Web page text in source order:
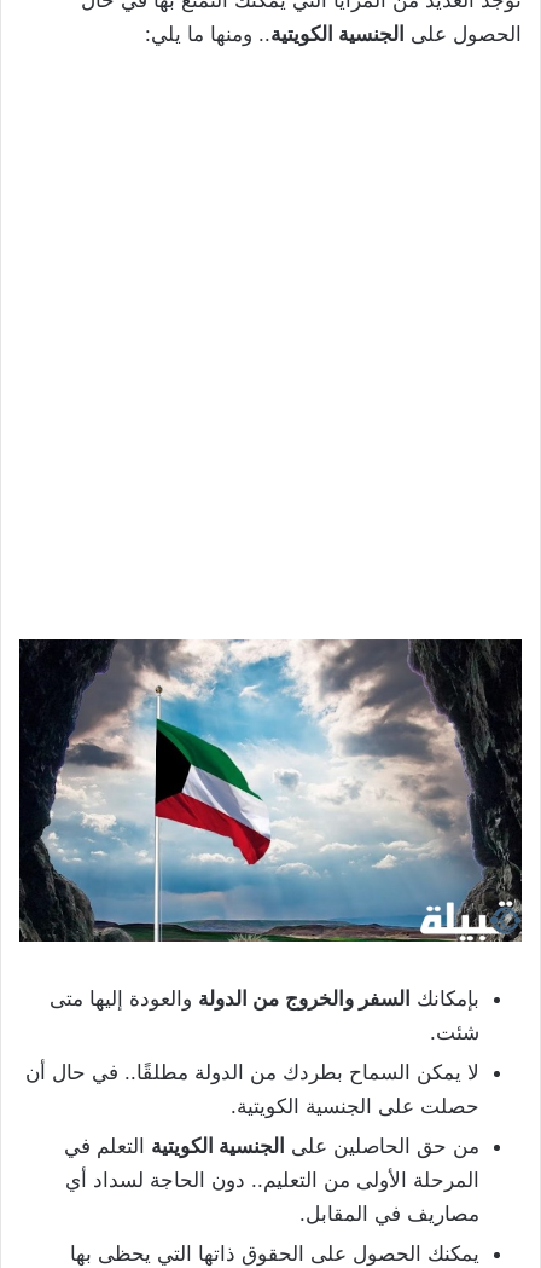
الحصول على الجنسية الكويتية.. ومنها ما يلي:
بإمكانك السفر والخروج من الدولة والعودة إليها متى
شئت.
لا يمكن السماح بطردك من الدولة مطلقًا.. في حال أن
حصلت على الجنسية الكويتية.
من حق الحاصلين على الجنسية الكويتية التعلم في
المرحلة الأولى من التعليم.. دون الحاجة لسداد أي
مصاريف في المقابل.
يمكنك الحصول على الحقوق ذاتها التي يحظى بها